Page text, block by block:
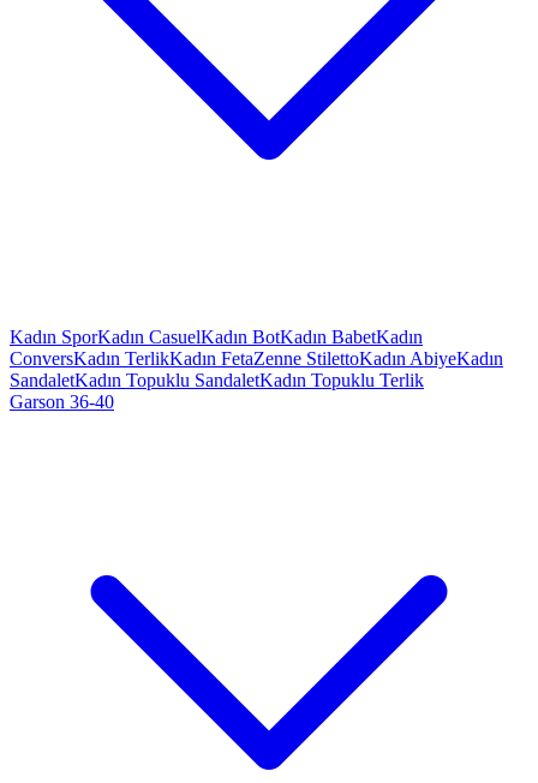
Kadın SporKadın CasuelKadın BotKadın BabetKadın
ConversKadın TerlikKadın FetaZenne StilettoKadın AbiyeKadın
SandaletKadın Topuklu SandaletKadın Topuklu Terlik
Garson 36-40